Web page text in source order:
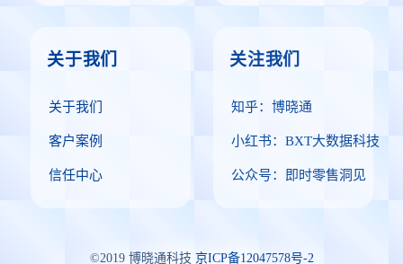
关于我们
关于我们
客户案例
信任中心
关注我们
知乎：博晓通
小红书：BXT大数据科技
公众号：即时零售洞见
©2019 博晓通科技 京ICP备12047578号-2